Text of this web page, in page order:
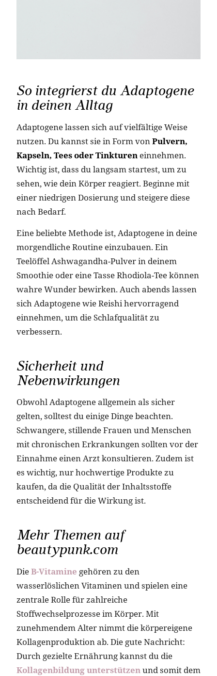
So integrierst du Adaptogene
in deinen Alltag
Adaptogene lassen sich auf vielfältige Weise
nutzen. Du kannst sie in Form vonPulvern,
Kapseln, Tees oder Tinktureneinnehmen.
Wichtig ist, dass du langsam startest, um zu
sehen, wie dein Körper reagiert. Beginne mit
einer niedrigen Dosierung und steigere diese
nach Bedarf.
Eine beliebte Methode ist, Adaptogene in deine
morgendliche Routine einzubauen. Ein
Teelöffel Ashwagandha-Pulver in deinem
Smoothie oder eine Tasse Rhodiola-Tee können
wahre Wunder bewirken. Auch abends lassen
sich Adaptogene wie Reishi hervorragend
einnehmen, um die Schlafqualität zu
verbessern.
Sicherheit und
Nebenwirkungen
Obwohl Adaptogene allgemein als sicher
gelten, solltest du einige Dinge beachten.
Schwangere, stillende Frauen und Menschen
mit chronischen Erkrankungen sollten vor der
Einnahme einen Arzt konsultieren. Zudem ist
es wichtig, nur hochwertige Produkte zu
kaufen, da die Qualität der Inhaltsstoffe
entscheidend für die Wirkung ist.
Mehr Themen auf
beautypunk.com
DieB-Vitamine gehören zu den
wasserlöslichen Vitaminen und spielen eine
zentrale Rolle für zahlreiche
Stoffwechselprozesse im Körper. Mit
zunehmendem Alter nimmt die körpereigene
Kollagenproduktion ab. Die gute Nachricht:
Durch gezielte Ernährung kannst du die
Kollagenbildung unterstützenund somit dem